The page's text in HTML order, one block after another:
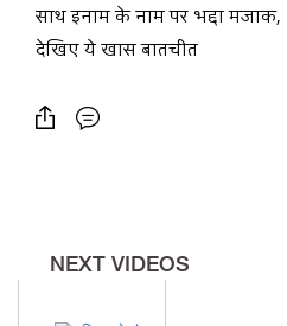
साथ इनाम के नाम पर भद्दा मजाक,
देखिए ये खास बातचीत
NEXT VIDEOS